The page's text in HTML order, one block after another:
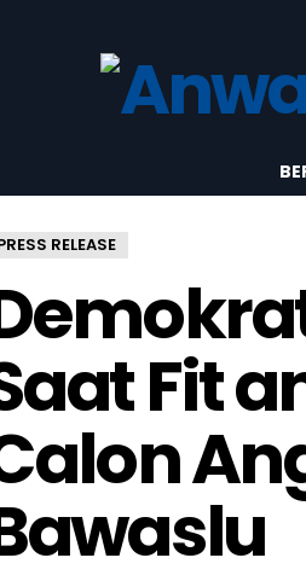
RELEASE
Fit